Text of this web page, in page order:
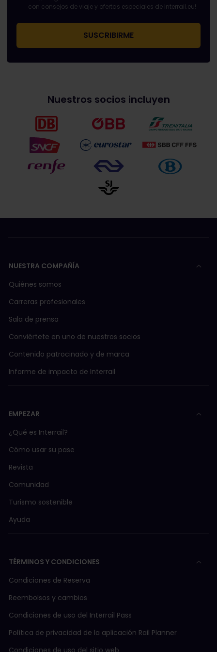
con consejos de viaje y ofertas especiales de Interrail.eu!
Nuestros socios incluyen
NUESTRA COMPAÑÍA
Quiénes somos
Carreras profesionales
Sala de prensa
Conviértete en uno de nuestros socios
Contenido patrocinado y de marca
Informe de impacto de Interrail
EMPEZAR
¿Qué es Interrail?
Cómo usar su pase
Revista
Comunidad
Turismo sostenible
Ayuda
TÉRMINOS Y CONDICIONES
Condiciones de Reserva
Reembolsos y cambios
Condiciones de uso del Interrail Pass
Política de privacidad de la aplicación Rail Planner